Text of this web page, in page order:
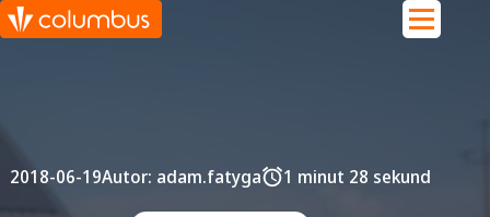
2018-06-19Autor: adam.fatyga 1 minut 28 sekund